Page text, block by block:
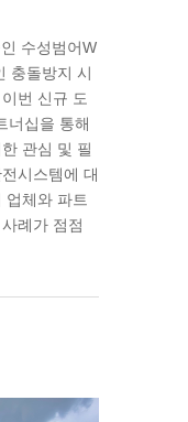
수성범어W
충돌방지 시
번 신규 도
너십을 통해
관심 및 필
시스템에 대
업체와 파트
례가 점점